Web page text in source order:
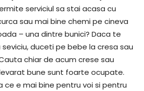
serviciul sa stai acasa cu
sau mai bine chemi pe cineva
– una dintre bunici? Daca te
duceti pe bebe la cresa sau
chiar de acum crese sau
bune sunt foarte ocupate.
ce e mai bine pentru voi si pentru